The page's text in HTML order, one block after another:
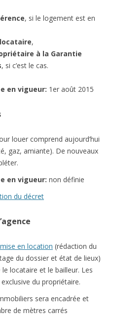
, si le logement est en
,
à la Garantie
, si c’est le cas.
en vigueur: 1er août 2015
louer comprend aujourd’hui
gaz, amiante). De nouveaux
en vigueur: non définie
du décret
en location (rédaction du
du dossier et état de lieux)
locataire et le bailleur. Les
du propriétaire.
sera encadrée et
de mètres carrés